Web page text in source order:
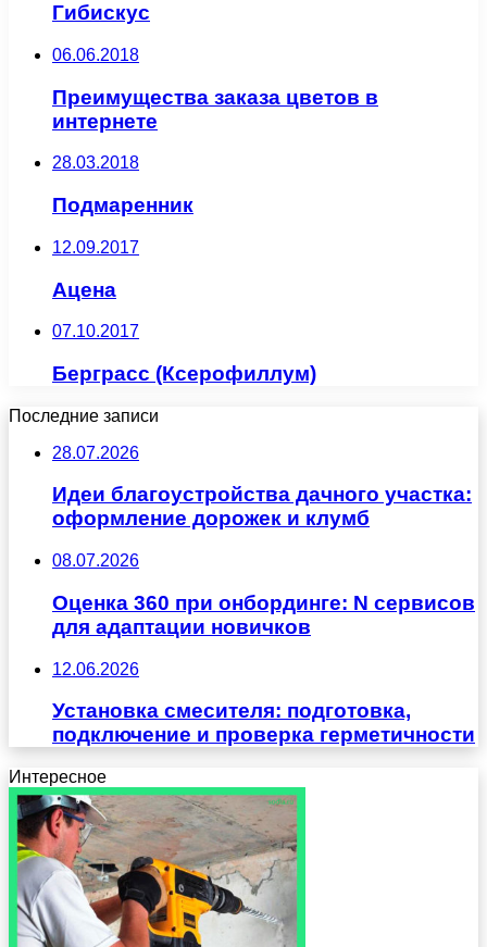
Гибискус
06.06.2018
Преимущества заказа цветов в
интернете
28.03.2018
Подмаренник
12.09.2017
Ацена
07.10.2017
Берграсс (Ксерофиллум)
Последние записи
28.07.2026
Идеи благоустройства дачного участка:
оформление дорожек и клумб
08.07.2026
Оценка 360 при онбординге: N сервисов
для адаптации новичков
12.06.2026
Установка смесителя: подготовка,
подключение и проверка герметичности
Интересное